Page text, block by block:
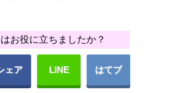
お役に立ちましたか？
ェア LINE はてブ